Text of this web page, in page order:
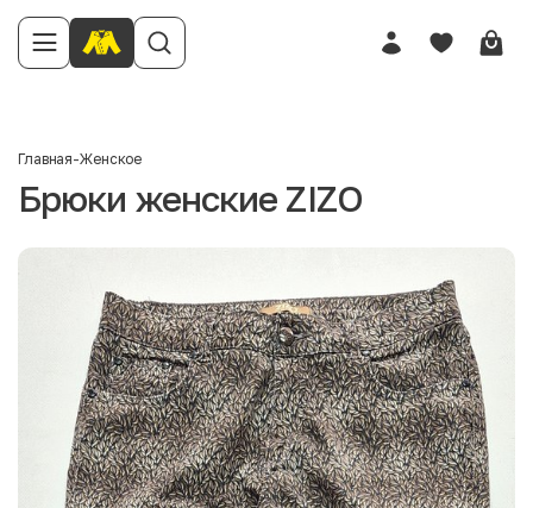
Главная-Женское
Брюки женские ZIZO